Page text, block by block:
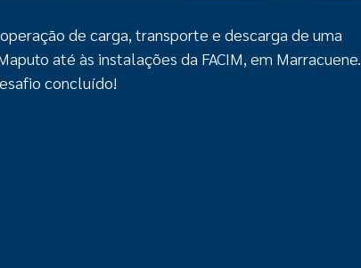
de carga, transporte e descarga de uma
até às instalações da FACIM, em Marracuene.
concluído!